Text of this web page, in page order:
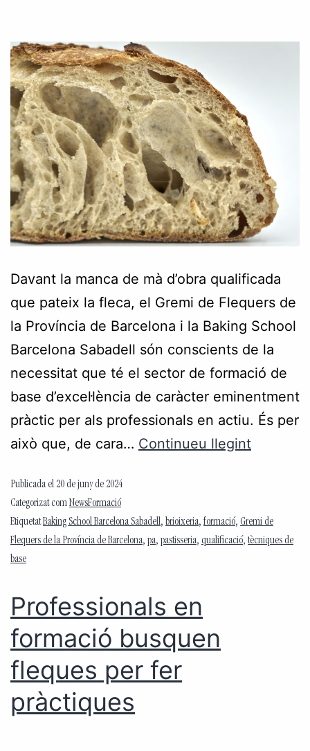
Davant la manca de mà d’obra qualificada
que pateix la fleca, el Gremi de Flequers de
la Província de Barcelona i la Baking School
Barcelona Sabadell són conscients de la
necessitat que té el sector de formació de
base d’excel·lència de caràcter eminentment
pràctic per als professionals en actiu. És per
això que, de cara… Continueu llegint
Publicada el 20 de juny de 2024
Categorizat comNewsFormació
EtiquetatBaking School Barcelona Sabadell, brioixeria, formació, Gremi de
Flequers de la Província de Barcelona, pa, pastisseria, qualificació, tècniques de
base
Professionals en
formació busquen
fleques per fer
pràctiques